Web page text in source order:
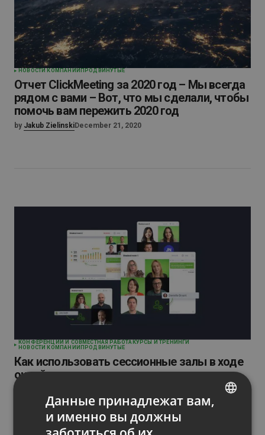
НОВОСТИ КОМПАНИИ ПРОДВИНУТЫЕ
Отчет ClickMeeting за 2020 год – Мы всегда
рядом с вами – Вот, что мы сделали, чтобы
помочь вам пережить 2020 год
by Jakub ZielinskiDecember 21, 2020
КОНФЕРЕНЦИИ И СОВМЕСТНАЯ РАБОТА КУРСЫ И ТРЕНИНГИ
НОВОСТИ КОМПАНИИ ПРОДВИНУТЫЕ
Как использовать сессионные залы в ходе
онлайн-мероприятия
Данные принадлежат вам,
и именно вы должны